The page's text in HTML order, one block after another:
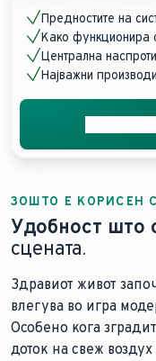
Предностите на
Како функционира
Централна
Најважни производи
ЗОШТО Е КОРИСЕН
Удобност што
сцената.
Здравиот живот
влегува во игра
Особено кога
доток на свеж